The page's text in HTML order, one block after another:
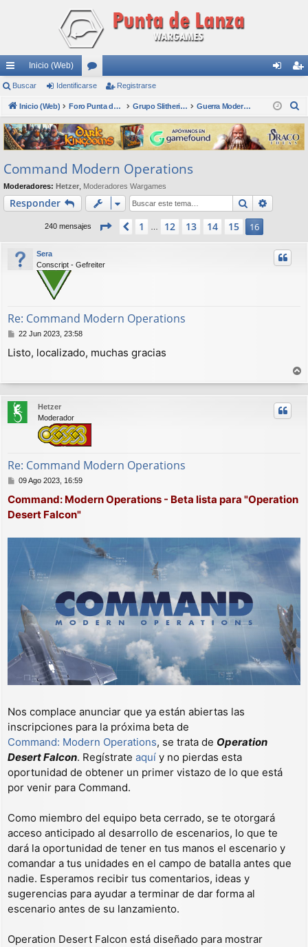
nl
ac
es
rá
pi
do
s
Inicio (Web)
or
os nti
fic
ar
ist
ra
rs
Buscar Identificarse Registrarse
Inicio (Web) Foro Punta de Lanza Wargames Grupo Slitherine Guerra Moderna Aeronaval
s
c
Command Modern Operations
Moderadores: Hetzer Moderadores Wargames
Responder Buscar
240 mensajes Página de
Anterior
1 12 13 14 15 16
Sera
Conscript - Gefreiter
Re: Command Modern Operations
M
n
22 Jun 2023, 23:58
Listo, localizado, muchas gracias
r
r
Hetzer
Moderador
Re: Command Modern Operations
M
n
s
09 Ago 2023, 16:59
Command: Modern Operations - Beta lista para "Operation
Desert Falcon"
Nos complace anunciar que ya están abiertas las
inscripciones para la próxima beta de
Command: Modern Operations, se trata de Operation
Desert Falcon. Regístrate aquí y no pierdas esta
oportunidad de obtener un primer vistazo de lo que está
por venir para Command.
Como miembro del equipo beta cerrado, se te otorgará
acceso anticipado al desarrollo de escenarios, lo que te
dará la oportunidad de tener en tus manos el escenario y
comandar a tus unidades en el campo de batalla antes que
nadie. Esperamos recibir tus comentarios, ideas y
sugerencias para ayudar a terminar de dar forma al
escenario antes de su lanzamiento.
Operation Desert Falcon está diseñado para mostrar